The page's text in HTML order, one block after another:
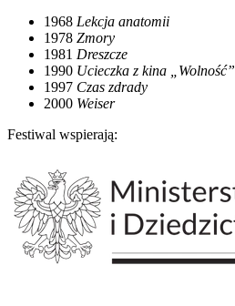
1968 Lekcja anatomii
1978 Zmory
1981 Dreszcze
1990 Ucieczka z kina „Wolność”
1997 Czas zdrady
2000 Weiser
Festiwal wspierają: